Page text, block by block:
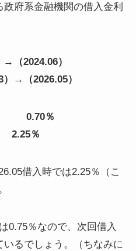
府系金融機関の借入金利
→（2024.06）
）→（2026.05）
0.70％
2.25％
借入時では2.25％（こ
0.75％なので、次回借入
るでしょう。（ちなみに